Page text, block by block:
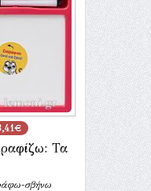
Τα
σβήνω